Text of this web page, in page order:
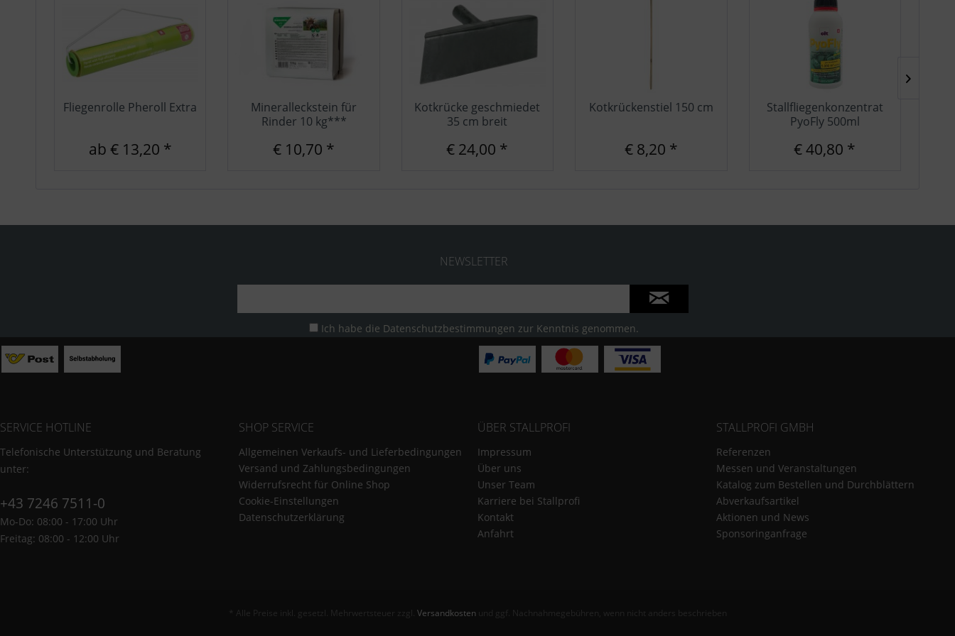
Fliegenrolle Pheroll Extra
ab € 13,20 *
Mineralleckstein für
Rinder 10 kg***
€ 10,70 *
Kotkrücke geschmiedet
35 cm breit
€ 24,00 *
Kotkrückenstiel 150 cm
€ 8,20 *
Stallfliegenkonzentrat
PyoFly 500ml
€ 40,80 *
NEWSLETTER
Ich habe die Datenschutzbestimmungen zur Kenntnis genommen.
SERVICE HOTLINE
Telefonische Unterstützung und Beratung
unter:
+43 7246 7511-0
Mo-Do: 08:00 - 17:00 Uhr
Freitag: 08:00 - 12:00 Uhr
SHOP SERVICE
Allgemeinen Verkaufs- und Lieferbedingungen
Versand und Zahlungsbedingungen
Widerrufsrecht für Online Shop
Cookie-Einstellungen
Datenschutzerklärung
ÜBER STALLPROFI
Impressum
Über uns
Unser Team
Karriere bei Stallprofi
Kontakt
Anfahrt
STALLPROFI GMBH
Referenzen
Messen und Veranstaltungen
Katalog zum Bestellen und Durchblättern
Abverkaufsartikel
Aktionen und News
Sponsoringanfrage
* Alle Preise inkl. gesetzl. Mehrwertsteuer zzgl. Versandkostenund ggf. Nachnahmegebühren, wenn nicht anders beschrieben